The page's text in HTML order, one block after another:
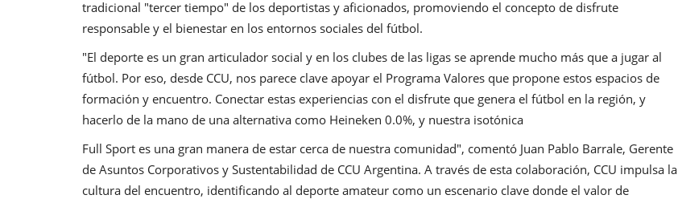
tradicional "tercer tiempo" de los deportistas y aficionados, promoviendo el concepto de disfrute
responsable y el bienestar en los entornos sociales del fútbol.
"El deporte es un gran articulador social y en los clubes de las ligas se aprende mucho más que a jugar al
fútbol. Por eso, desde CCU, nos parece clave apoyar el Programa Valores que propone estos espacios de
formación y encuentro. Conectar estas experiencias con el disfrute que genera el fútbol en la región, y
hacerlo de la mano de una alternativa como Heineken 0.0%, y nuestra isotónica
Full Sport es una gran manera de estar cerca de nuestra comunidad", comentó Juan Pablo Barrale, Gerente
de Asuntos Corporativos y Sustentabilidad de CCU Argentina. A través de esta colaboración, CCU impulsa la
cultura del encuentro, identificando al deporte amateur como un escenario clave donde el valor de